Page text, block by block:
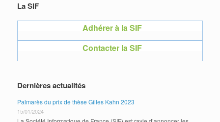
La SIF
Adhérer à la SIF
Contacter la SIF
Dernières actualités
Palmarès du prix de thèse Gilles Kahn 2023
15/01/2024